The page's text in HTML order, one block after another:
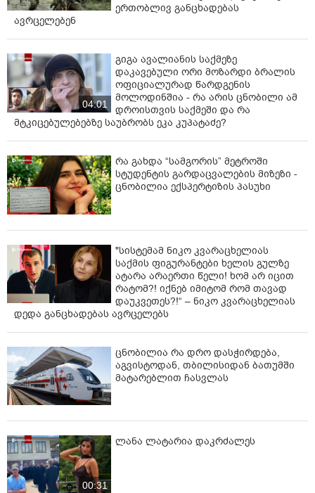
ერთობლივ განცხადებას
ავრცელებენ
04:01
გიგა ავალიანის საქმეზე
დაკავებული ორი მოზარდი ბრალის
ოფიციალურად წარდგენის
მოლოდინშია - რა არის ცნობილი ამ
დროისთვის საქმეში და რა
მტკიცებულებებზე საუბრობს ეკა კუპატაძე?
რა გახდა “სამგორის” მეტროში
სტუდენტის გარდაცვალების მიზეზი -
ცნობილია ექსპერტიზის პასუხი
"სისტემამ ნიკო კვარაცხელიას
საქმის ფიგურანტები ხელის გულზე
ატარა არაერთი წელი! ხომ არ იცით
რატომ?! იქნებ იმიტომ რომ თავად
დაუკვეთეს?!“ – ნიკო კვარაცხელიას
დედა განცხადებას ავრცელებს
ცნობილია რა დრო დასჭირდება,
აგვისტოდან, თბილისიდან ბათუმში
მატარებლით ჩასვლას
00:31
ლანა ლატარია დაკრძალეს